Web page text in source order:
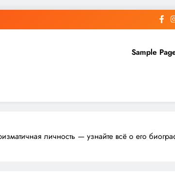
Sample
личность — узнайте всё о его